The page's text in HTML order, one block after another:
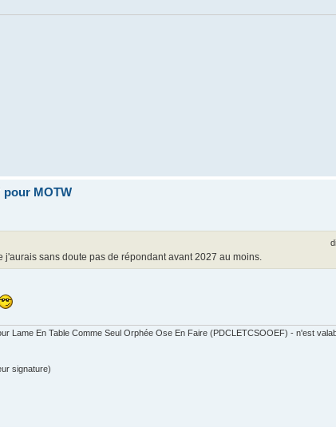
pour MOTW
sans doute pas de répondant avant 2027 au moins.
Lame En Table Comme Seul Orphée Ose En Faire (PDCLETCSOOEF) - n'est
signature)